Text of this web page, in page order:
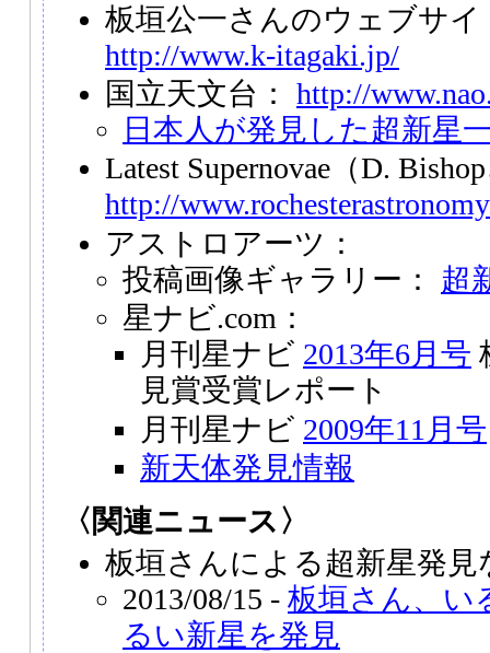
板垣公一さんのウェブサイ
http://www.k-itagaki.jp/
国立天文台： http://
日本人が発見した超新星
Latest Supernovae（D.
http://
アストロアーツ：
投稿画像ギャラリー： 超
星ナビ.com：
月刊星ナビ 2013年6月号
見賞受賞レポート
月刊星ナビ 2009年11月号
新天体発見情報
〈関連ニュース〉
板垣さんによる超新星発見
2013/08/15 - 板垣さん、い
るい新星を発見